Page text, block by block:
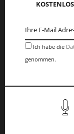
Ich habe die
genommen.